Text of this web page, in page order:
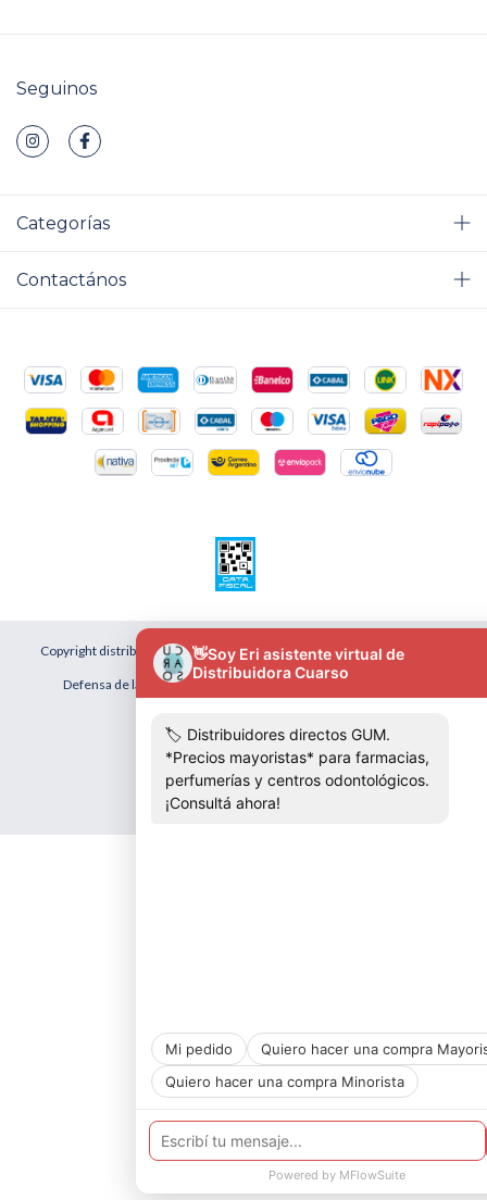
Seguinos
Categorías
Contactános
Copyright distribuidora cuarso - 2026. Todos los derechos reservados.
Defensa de las y los consumidores. Para reclamos